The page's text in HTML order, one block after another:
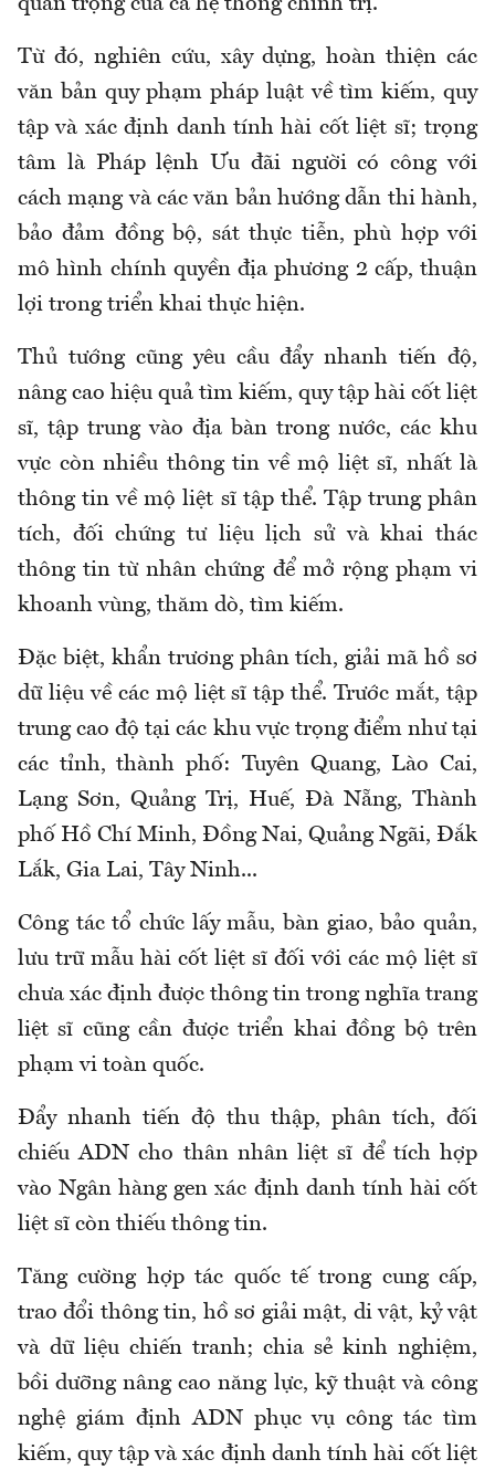
Từ đó, nghiên cứu, xây dựng, hoàn thiện các
văn bản quy phạm pháp luật về tìm kiếm, quy
tập và xác định danh tính hài cốt liệt sĩ; trọng
tâm là Pháp lệnh Ưu đãi người có công với
cách mạng và các văn bản hướng dẫn thi hành,
bảo đảm đồng bộ, sát thực tiễn, phù hợp với
mô hình chính quyền địa phương 2 cấp, thuận
lợi trong triển khai thực hiện.
Thủ tướng cũng yêu cầu đẩy nhanh tiến độ,
nâng cao hiệu quả tìm kiếm, quy tập hài cốt liệt
sĩ, tập trung vào địa bàn trong nước, các khu
vực còn nhiều thông tin về mộ liệt sĩ, nhất là
thông tin về mộ liệt sĩ tập thể. Tập trung phân
tích, đối chứng tư liệu lịch sử và khai thác
thông tin từ nhân chứng để mở rộng phạm vi
khoanh vùng, thăm dò, tìm kiếm.
Đặc biệt, khẩn trương phân tích, giải mã hồ sơ
dữ liệu về các mộ liệt sĩ tập thể. Trước mắt, tập
trung cao độ tại các khu vực trọng điểm như tại
các tỉnh, thành phố: Tuyên Quang, Lào Cai,
Lạng Sơn, Quảng Trị, Huế, Đà Nẵng, Thành
phố Hồ Chí Minh, Đồng Nai, Quảng Ngãi, Đắk
Lắk, Gia Lai, Tây Ninh...
Công tác tổ chức lấy mẫu, bàn giao, bảo quản,
lưu trữ mẫu hài cốt liệt sĩ đối với các mộ liệt sĩ
chưa xác định được thông tin trong nghĩa trang
liệt sĩ cũng cần được triển khai đồng bộ trên
phạm vi toàn quốc.
Đẩy nhanh tiến độ thu thập, phân tích, đối
chiếu ADN cho thân nhân liệt sĩ để tích hợp
vào Ngân hàng gen xác định danh tính hài cốt
liệt sĩ còn thiếu thông tin.
Tăng cường hợp tác quốc tế trong cung cấp,
trao đổi thông tin, hồ sơ giải mật, di vật, kỷ vật
và dữ liệu chiến tranh; chia sẻ kinh nghiệm,
bồi dưỡng nâng cao năng lực, kỹ thuật và công
nghệ giám định ADN phục vụ công tác tìm
kiếm, quy tập và xác định danh tính hài cốt liệt